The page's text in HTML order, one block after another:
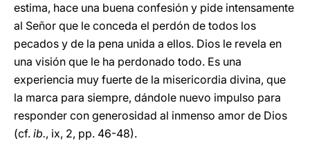
estima, hace una buena confesión y pide intensamente
al Señor que le conceda el perdón de todos los
pecados y de la pena unida a ellos. Dios le revela en
una visión que le ha perdonado todo. Es una
experiencia muy fuerte de la misericordia divina, que
la marca para siempre, dándole nuevo impulso para
responder con generosidad al inmenso amor de Dios
(cf. ib., ix, 2, pp. 46-48).